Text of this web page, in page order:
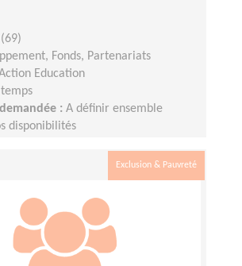
Fonds, Partenariats
Education
temps
: A définir ensemble
disponibilités
Exclusion & Pauvreté